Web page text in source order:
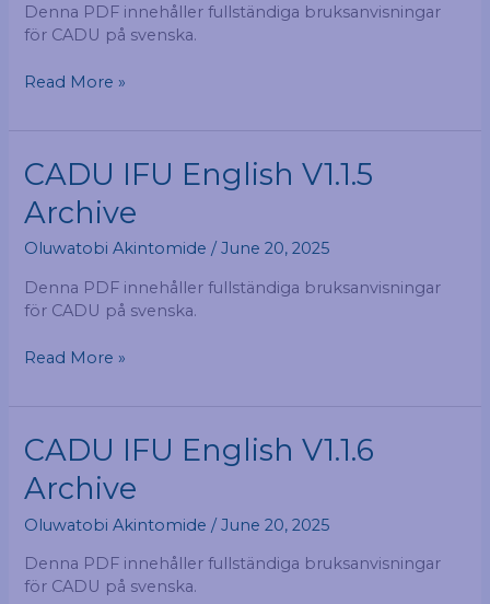
Denna PDF innehåller fullständiga bruksanvisningar
för CADU på svenska.
Read More »
CADU IFU English V1.1.5
Archive
Oluwatobi Akintomide/June 20, 2025
Denna PDF innehåller fullständiga bruksanvisningar
för CADU på svenska.
CADU
IFU
English
Archive
Read More »
CADU IFU English V1.1.6
Archive
Oluwatobi Akintomide/June 20, 2025
Denna PDF innehåller fullständiga bruksanvisningar
för CADU på svenska.
CADU
IFU
English
Archive